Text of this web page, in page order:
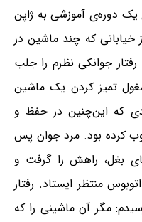
يک دوره‌ی آموزشی به ژاپن
خيابانی که چند ماشين در
جوانکی نظرم را جلب
تميز کردن يک ماشين
که اين‌چنين در حفظ و
کرده بود. مرد جوان پس
بغل، راهش را گرفت و
منتظر ايستاد. رفتار
مگر آن ماشينی را که